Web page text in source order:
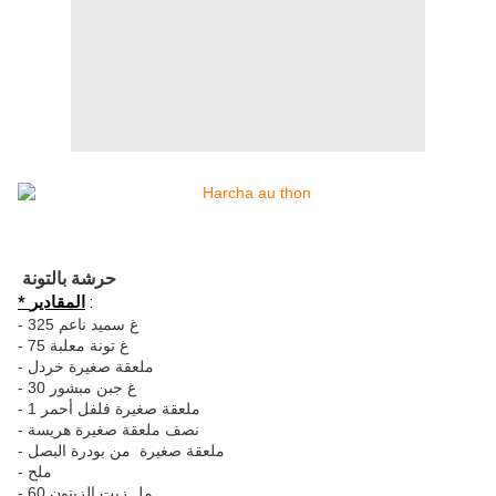
حرشة بالتونة
* المقادير :
- 325 غ سميد ناعم
- 75 غ تونة معلبة
- ملعقة صغيرة خردل
- 30 غ جبن مبشور
- ملعقة صغيرة من بودرة البصل
- ملح